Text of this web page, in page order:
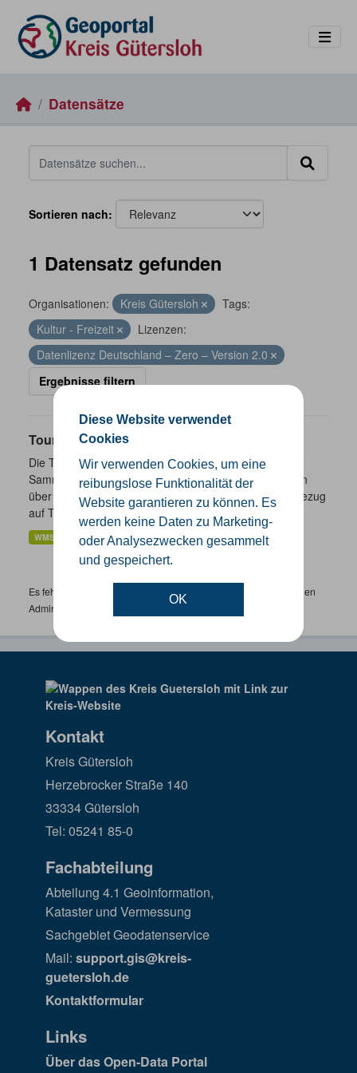
Diese Website verwendet
Cookies
Wir verwenden Cookies, um eine
reibungslose Funktionalität der
Website garantieren zu können. Es
werden keine Daten zu Marketing-
oder Analysezwecken gesammelt
und gespeichert.
OK
Datensätze
Sortieren nach
1 Datensatz gefunden
Organisationen: Kreis Gütersloh
Tags:
Kultur - Freizeit
Lizenzen:
Datenlizenz Deutschland – Zero – Version 2.0
Ergebnisse filtern
Touristik- und Freizeitinformationen NRW
Die Touristik- und Freizeitinformationen NRW sind eine
Sammlung von Daten des Landes Nordrhein-Westfalen
über ausgewählte freizeitbezogene Informationen in Bezug
auf Tourismus,...
WMS
Es fehlen spezifische Datensätze? Wenden Sie sich bitte an einen
Administrator unter:
support.gis@kreis-guetersloh.de
Kontakt
Kreis Gütersloh
Herzebrocker Straße 140
33334 Gütersloh
Tel: 05241 85-0
Fachabteilung
Abteilung 4.1 Geoinformation,
Kataster und Vermessung
Sachgebiet Geodatenservice
Mail: support.gis@kreis-
guetersloh.de
Kontaktformular
Links
Über das Open-Data Portal